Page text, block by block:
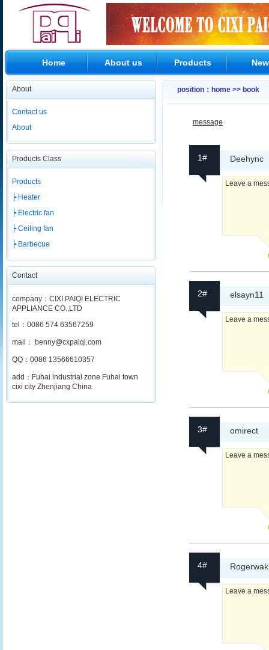
Home About us Products
About
Contact us
About
Products Class
Products
┝ Heater
┝ Electric fan
┝ Ceiling fan
┝ Barbecue
Contact
company：CIXI PAIQI ELECTRIC
APPLIANCE CO.,LTD
tel：0086 574 63567259
mail： benny@cxpaiqi.com
QQ：0086 13566610357
add：Fuhai industrial zone Fuhai town
cixi city Zhenjiang China
position：home >> book
message
1# Deehync
Leave a
2# elsayn11
Leave a
3# omirect
Leave a
4# Rogerwak
Leave a